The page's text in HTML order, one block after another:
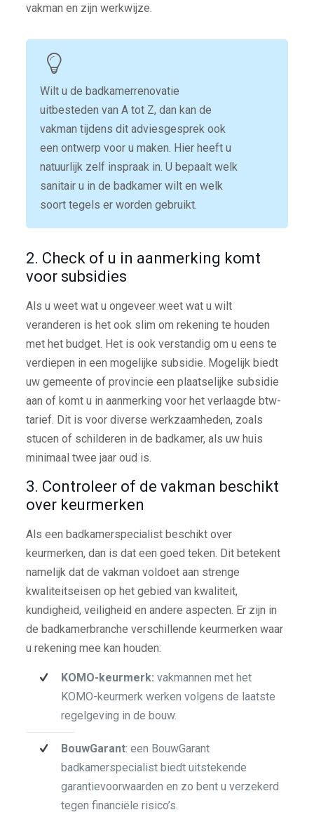
vakman en zijn werkwijze.
Wilt u de badkamerrenovatie
uitbesteden van A tot Z, dan kan de
vakman tijdens dit adviesgesprek ook
een ontwerp voor u maken. Hier heeft u
natuurlijk zelf inspraak in. U bepaalt welk
sanitair u in de badkamer wilt en welk
soort tegels er worden gebruikt.
2. Check of u in aanmerking komt
voor subsidies
Als u weet wat u ongeveer weet wat u wilt
veranderen is het ook slim om rekening te houden
met het budget. Het is ook verstandig om u eens te
verdiepen in een mogelijke subsidie. Mogelijk biedt
uw gemeente of provincie een plaatselijke subsidie
aan of komt u in aanmerking voor het verlaagde btw-
tarief. Dit is voor diverse werkzaamheden, zoals
stucen of schilderen in de badkamer, als uw huis
minimaal twee jaar oud is.
3. Controleer of de vakman beschikt
over keurmerken
Als een badkamerspecialist beschikt over
keurmerken, dan is dat een goed teken. Dit betekent
namelijk dat de vakman voldoet aan strenge
kwaliteitseisen op het gebied van kwaliteit,
kundigheid, veiligheid en andere aspecten. Er zijn in
de badkamerbranche verschillende keurmerken waar
u rekening mee kan houden:
KOMO-keurmerk: vakmannen met het
KOMO-keurmerk werken volgens de laatste
regelgeving in de bouw.
BouwGarant: een BouwGarant
badkamerspecialist biedt uitstekende
garantievoorwaarden en zo bent u verzekerd
tegen financiële risico’s.